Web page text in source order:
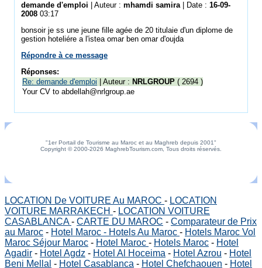
demande d'emploi | Auteur : mhamdi samira| Date : 16-09-
2008 03:17
bonsoir je ss une jeune fille agée de 20 titulaie d'un diplome de
gestion hoteliére a l'istea omar ben omar d'oujda
Répondre à ce message
Réponses:
Re: demande d'emploi | Auteur : NRLGROUP ( 2694 )
Your CV to abdellah@nrlgroup.ae
"1er Portail de Tourisme au Maroc et au Maghreb depuis 2001"
Copyright © 2000-2026 MaghrebTourism.com, Tous droits réservés.
LOCATION De VOITURE Au MAROC - LOCATION
VOITURE MARRAKECH - LOCATION VOITURE
CASABLANCA- CARTE DU MAROC - Comparateur de Prix
au Maroc - Hotel Maroc - Hotels Au Maroc - Hotels Maroc Vol
Maroc Séjour Maroc - Hotel Maroc - Hotels Maroc - Hotel
Agadir - Hotel Agdz - Hotel Al Hoceima - Hotel Azrou - Hotel
Beni Mellal - Hotel Casablanca - Hotel Chefchaouen - Hotel